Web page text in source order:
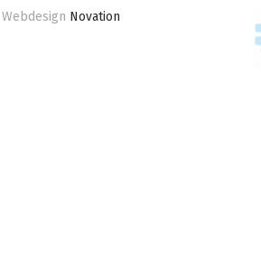
Webdesign Novation